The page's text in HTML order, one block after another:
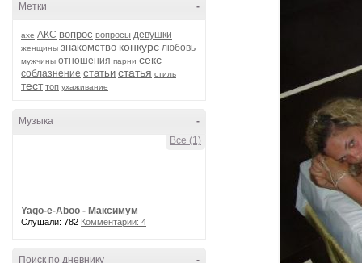
-
Метки
axe АКС вопрос вопросы девушки
женщины знакомство конкурс любовь
мужчины отношения парни секс
соблазнение статьи статья стиль
тест топ ухаживание
-
Музыка
Все (1)
Yago-e-Aboo - Максимум
Слушали: 782 Комментарии: 4
-
Поиск по дневнику